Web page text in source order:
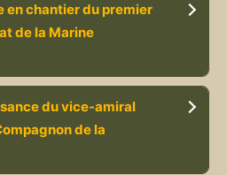
en chantier du premier
de la Marine
du vice-amiral
de la